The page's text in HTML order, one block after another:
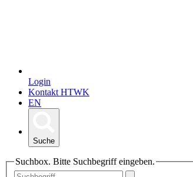
Login
Kontakt HTWK
EN
Suche
Suchbox. Bitte Suchbegriff eingeben.